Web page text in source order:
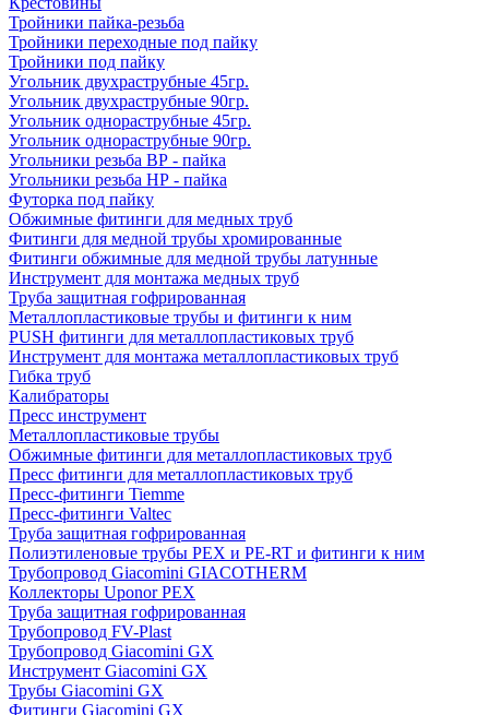
Тройники пайка-резьба
Тройники переходные под пайку
Тройники под пайку
Угольник двухраструбные 45гр.
Угольник двухраструбные 90гр.
Угольник однораструбные 45гр.
Угольник однораструбные 90гр.
Угольники резьба ВР - пайка
Угольники резьба НР - пайка
Футорка под пайку
Обжимные фитинги для медных труб
Фитинги для медной трубы хромированные
Фитинги обжимные для медной трубы латунные
Инструмент для монтажа медных труб
Труба защитная гофрированная
Металлопластиковые трубы и фитинги к ним
PUSH фитинги для металлопластиковых труб
Инструмент для монтажа металлопластиковых труб
Гибка труб
Калибраторы
Пресс инструмент
Металлопластиковые трубы
Обжимные фитинги для металлопластиковых труб
Пресс фитинги для металлопластиковых труб
Пресс-фитинги Tiemme
Пресс-фитинги Valtec
Труба защитная гофрированная
Полиэтиленовые трубы PEX и PE-RT и фитинги к ним
Трубопровод Giacomini GIACOTHERM
Коллекторы Uponor PEX
Труба защитная гофрированная
Трубопровод FV-Plast
Трубопровод Giacomini GX
Инструмент Giacomini GX
Трубы Giacomini GX
Фитинги Giacomini GX